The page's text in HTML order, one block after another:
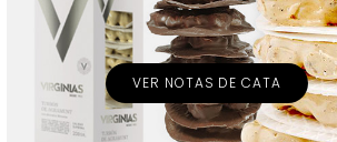
VER NOTAS DE CATA